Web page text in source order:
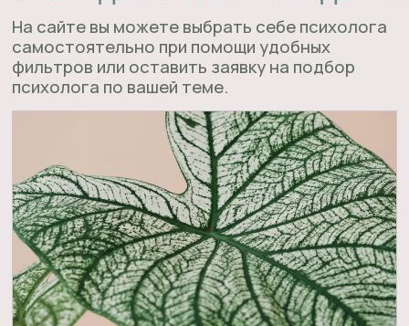
Найти психолога
Практически все существующие
направления психотерапии и возможные
запросы
НАПРАВЛЕНИЯ